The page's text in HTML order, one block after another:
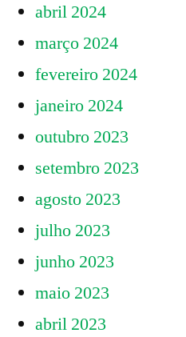
abril 2024
março 2024
fevereiro 2024
janeiro 2024
outubro 2023
setembro 2023
agosto 2023
julho 2023
junho 2023
maio 2023
abril 2023